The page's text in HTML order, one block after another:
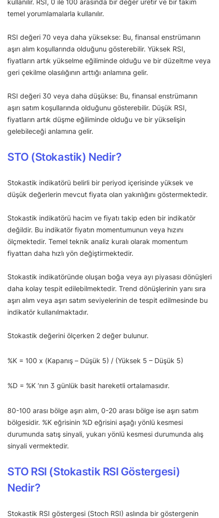
temel yorumlamalarla kullanılır.
RSI değeri 70 veya daha yüksekse: Bu, finansal enstrümanın
aşırı alım koşullarında olduğunu gösterebilir. Yüksek RSI,
fiyatların artık yükselme eğiliminde olduğu ve bir düzeltme veya
geri çekilme olasılığının arttığı anlamına gelir.
RSI değeri 30 veya daha düşükse: Bu, finansal enstrümanın
aşırı satım koşullarında olduğunu gösterebilir. Düşük RSI,
fiyatların artık düşme eğiliminde olduğu ve bir yükselişin
gelebileceği anlamına gelir.
STO (Stokastik) Nedir?
Stokastik indikatörü belirli bir periyod içerisinde yüksek ve
düşük değerlerin mevcut fiyata olan yakınlığını göstermektedir.
Stokastik indikatörü hacim ve fiyatı takip eden bir indikatör
değildir. Bu indikatör fiyatın momentumunun veya hızını
ölçmektedir. Temel teknik analiz kuralı olarak momentum
fiyattan daha hızlı yön değiştirmektedir.
Stokastik indikatöründe oluşan boğa veya ayı piyasası dönüşleri
daha kolay tespit edilebilmektedir. Trend dönüşlerinin yanı sıra
aşırı alım veya aşırı satım seviyelerinin de tespit edilmesinde bu
indikatör kullanılmaktadır.
Stokastik değerini ölçerken 2 değer bulunur.
%K = 100 x (Kapanış – Düşük 5) / (Yüksek 5 – Düşük 5)
%D = %K ‘nın 3 günlük basit hareketli ortalamasıdır.
80-100 arası bölge aşırı alım, 0-20 arası bölge ise aşırı satım
bölgesidir. %K eğrisinin %D eğrisini aşağı yönlü kesmesi
durumunda satış sinyali, yukarı yönlü kesmesi durumunda alış
sinyali vermektedir.
STO RSI (Stokastik RSI Göstergesi)
Nedir?
Stokastik RSI göstergesi (Stoch RSI) aslında bir göstergenin